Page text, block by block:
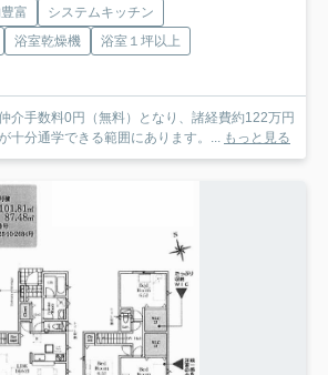
富
システムキッチン
浴室乾燥機
浴室１坪以上
介手数料0円（無料）となり、諸経費約122万円
十分通学できる範囲にあります。... もっと見る